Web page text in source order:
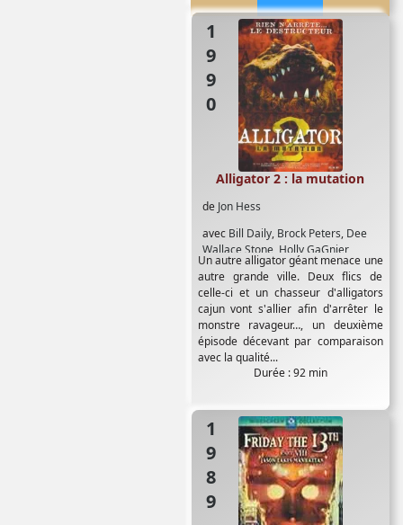
1990
de Jon Hess
avec Bill Daily, Brock Peters, Dee
Wallace Stone, Holly GaGnier,
Joseph Bolonia,Kane Hodder,
Richard Lynch Steve Railsback,
Woody Brown
Alligator 2 : la mutation
Un autre alligator géant menace une
autre grande ville. Deux flics de
celle-ci et un chasseur d'alligators
cajun vont s'allier afin d'arrêter le
monstre ravageur…, un deuxième
épisode décevant par comparaison
avec la qualité...
Durée : 92 min
1989